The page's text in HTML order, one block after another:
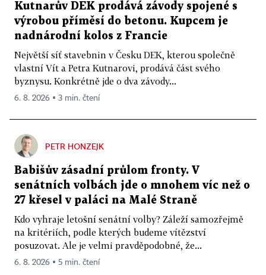
Kutnarův DEK prodává závody spojené s
výrobou příměsí do betonu. Kupcem je
nadnárodní kolos z Francie
Největší síť stavebnin v Česku DEK, kterou společně
vlastní Vít a Petra Kutnarovi, prodává část svého
byznysu. Konkrétně jde o dva závody...
6. 8. 2026 ▪ 3 min. čtení
PETR HONZEJK
Babišův zásadní průlom fronty. V
senátních volbách jde o mnohem víc než o
27 křesel v paláci na Malé Straně
Kdo vyhraje letošní senátní volby? Záleží samozřejmě
na kritériích, podle kterých budeme vítězství
posuzovat. Ale je velmi pravděpodobné, že...
6. 8. 2026 ▪ 5 min. čtení